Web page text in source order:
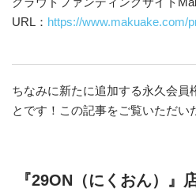
URL： https://www.makuake.com/
ちなみに新たに追加する永久会員
とです！この記事をご覧いただい
『29ON（にくおん）』